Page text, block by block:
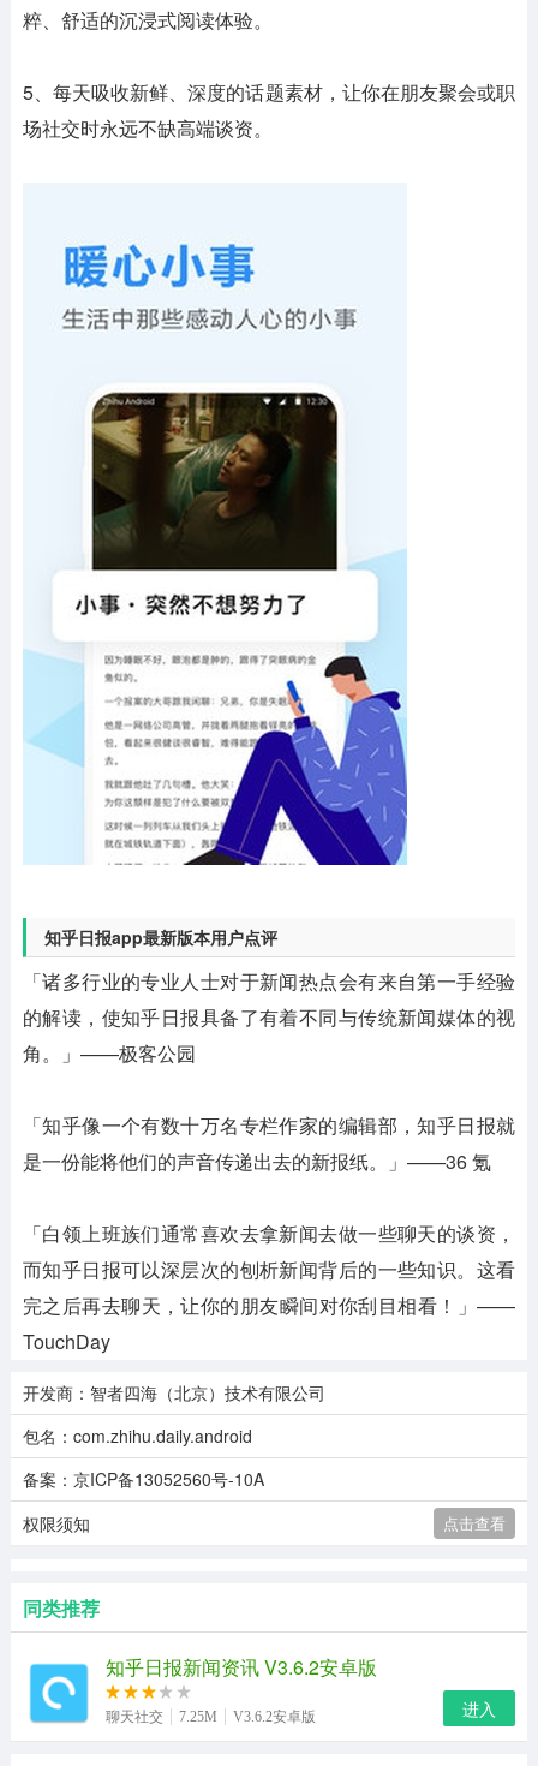
粹、舒适的沉浸式阅读体验。
5、每天吸收新鲜、深度的话题素材，让你在朋友聚会或职
场社交时永远不缺高端谈资。
知乎日报app最新版本用户点评
「诸多行业的专业人士对于新闻热点会有来自第一手经验
的解读，使知乎日报具备了有着不同与传统新闻媒体的视
角。」——极客公园
「知乎像一个有数十万名专栏作家的编辑部，知乎日报就
是一份能将他们的声音传递出去的新报纸。」——36 氪
「白领上班族们通常喜欢去拿新闻去做一些聊天的谈资，
而知乎日报可以深层次的刨析新闻背后的一些知识。这看
完之后再去聊天，让你的朋友瞬间对你刮目相看！」——
TouchDay
开发商：智者四海（北京）技术有限公司
包名：com.zhihu.daily.android
备案：京ICP备13052560号-10A
权限须知
点击查看
同类推荐
知乎日报新闻资讯 V3.6.2安卓版
聊天社交 7.25M V3.6.2安卓版 进入